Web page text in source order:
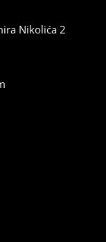
Nikolića 2